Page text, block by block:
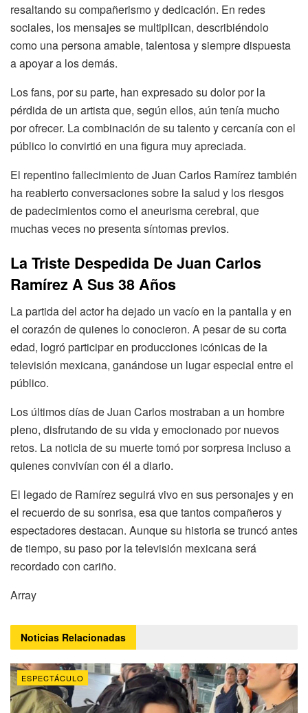
resaltando su compañerismo y dedicación. En redes
sociales, los mensajes se multiplican, describiéndolo
como una persona amable, talentosa y siempre dispuesta
a apoyar a los demás.
Los fans, por su parte, han expresado su dolor por la
pérdida de un artista que, según ellos, aún tenía mucho
por ofrecer. La combinación de su talento y cercanía con el
público lo convirtió en una figura muy apreciada.
El repentino fallecimiento de Juan Carlos Ramírez también
ha reabierto conversaciones sobre la salud y los riesgos
de padecimientos como el aneurisma cerebral, que
muchas veces no presenta síntomas previos.
La Triste Despedida De Juan Carlos
Ramírez A Sus 38 Años
La partida del actor ha dejado un vacío en la pantalla y en
el corazón de quienes lo conocieron. A pesar de su corta
edad, logró participar en producciones icónicas de la
televisión mexicana, ganándose un lugar especial entre el
público.
Los últimos días de Juan Carlos mostraban a un hombre
pleno, disfrutando de su vida y emocionado por nuevos
retos. La noticia de su muerte tomó por sorpresa incluso a
quienes convivían con él a diario.
El legado de Ramírez seguirá vivo en sus personajes y en
el recuerdo de su sonrisa, esa que tantos compañeros y
espectadores destacan. Aunque su historia se truncó antes
de tiempo, su paso por la televisión mexicana será
recordado con cariño.
Array
Noticias Relacionadas
ESPECTÁCULO